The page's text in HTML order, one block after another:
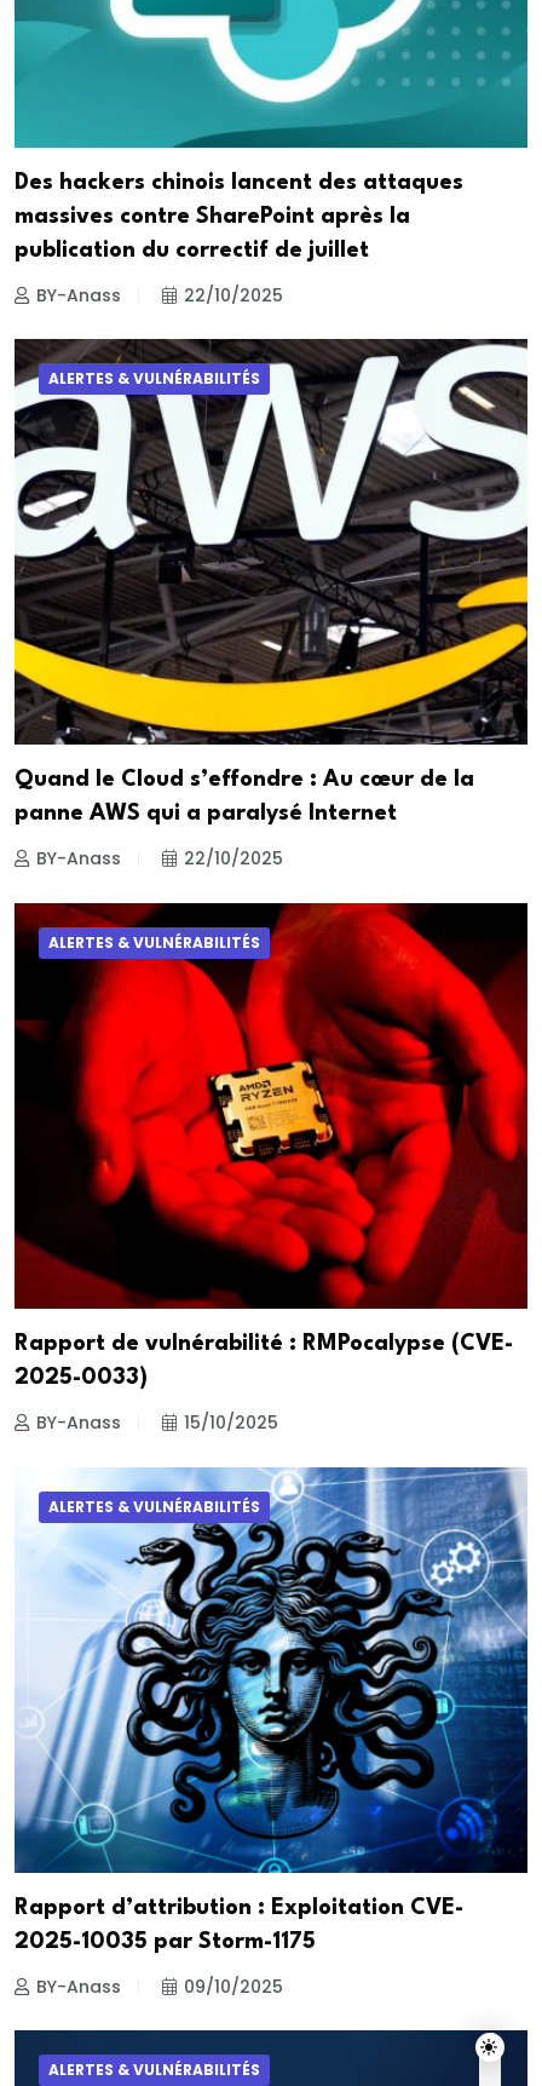
Des hackers chinois lancent des attaques
massives contre SharePoint après la
publication du correctif de juillet
BY-Anass 22/10/2025
ALERTES & VULNÉRABILITÉS
Quand le Cloud s’effondre : Au cœur de la
panne AWS qui a paralysé Internet
BY-Anass 22/10/2025
ALERTES & VULNÉRABILITÉS
Rapport de vulnérabilité : RMPocalypse (CVE-
2025-0033)
BY-Anass 15/10/2025
ALERTES & VULNÉRABILITÉS
Rapport d’attribution : Exploitation CVE-
2025-10035 par Storm-1175
BY-Anass 09/10/2025
ALERTES & VULNÉRABILITÉS